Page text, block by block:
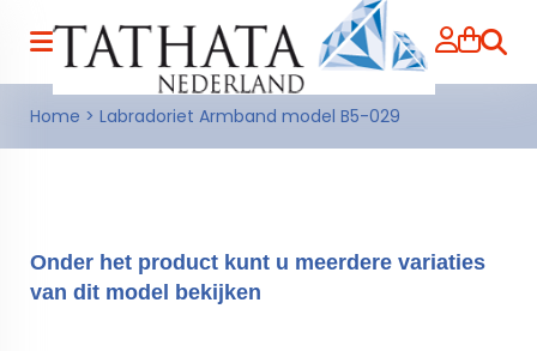
Home > Labradoriet Armband model B5-029
Onder het product kunt u meerdere variaties
van dit model bekijken